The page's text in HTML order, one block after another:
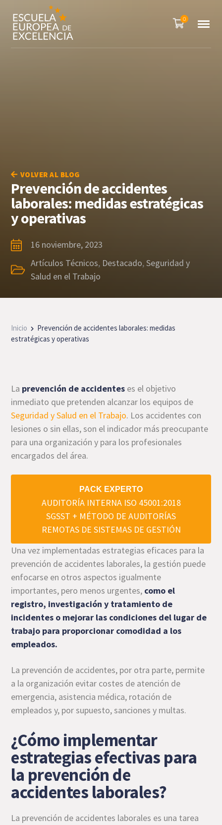
0
VOLVER AL BLOG
Prevención de accidentes
laborales: medidas estratégicas
y operativas
16 noviembre, 2023
Artículos Técnicos, Destacado,Seguridad y
Salud en el Trabajo
Inicio
Prevención de accidentes laborales: medidas
estratégicas y operativas
La prevención de accidentes es el objetivo
inmediato que pretenden alcanzar los equipos de
Seguridad y Salud en el Trabajo. Los accidentes con
lesiones o sin ellas, son el indicador más preocupante
para una organización y para los profesionales
encargados del área.
PACK EXPERTO
AUDITORÍA INTERNA ISO 45001:2018
SGSST + MÉTODO DE AUDITORÍAS
REMOTAS DE SISTEMAS DE GESTIÓN
Una vez implementadas estrategias eficaces para la
prevención de accidentes laborales, la gestión puede
enfocarse en otros aspectos igualmente
importantes, pero menos urgentes, como el
registro, investigación y tratamiento de
incidentes o mejorar las condiciones del lugar de
trabajo para proporcionar comodidad a los
empleados.
La prevención de accidentes, por otra parte, permite
a la organización evitar costes de atención de
emergencia, asistencia médica, rotación de
empleados y, por supuesto, sanciones y multas.
¿Cómo implementar
estrategias efectivas para
la prevención de
accidentes laborales?
La prevención de accidentes laborales es una tarea